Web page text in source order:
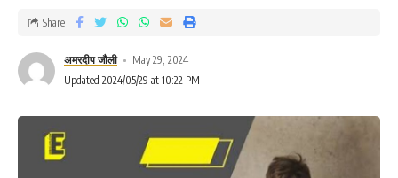
अमरदीप जौली
May 29, 2024
Updated 2024/05/29 at 10:22 PM
Share